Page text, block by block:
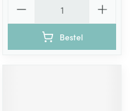
Bestel